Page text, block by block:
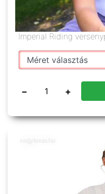
Imperial Riding
− +